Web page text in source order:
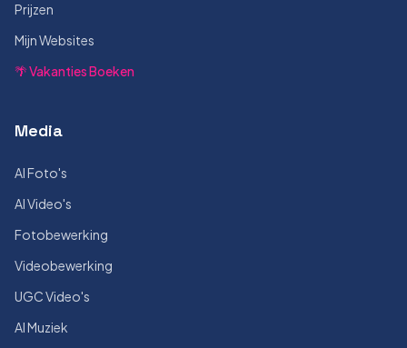
Prijzen
Mijn Websites
🌴 Vakanties Boeken
Media
AI Foto's
AI Video's
Fotobewerking
Videobewerking
UGC Video's
AI Muziek